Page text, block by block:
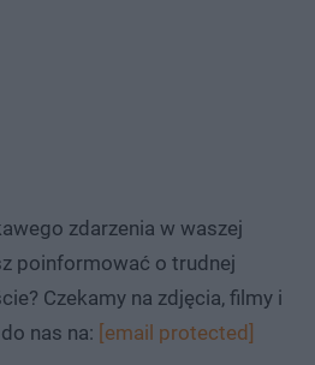
zdarzenia w waszej
poinformować o trudnej
Czekamy na zdjęcia, filmy i
nas na: [email protected]